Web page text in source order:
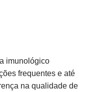
imunológico
frequentes e até
na qualidade de